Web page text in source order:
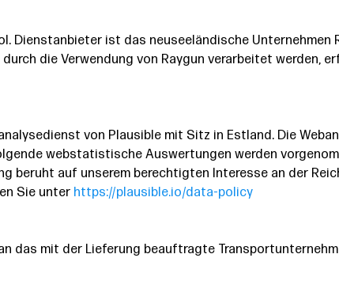
Dienstanbieter ist das neuseeländische Unternehmen
durch die Verwendung von Raygun verarbeitet werden,
von Plausible mit Sitz in Estland. Die
webstatistische Auswertungen werden
beruht auf unserem berechtigten Interesse an der
Sie unter https://plausible.io/data-policy
das mit der Lieferung beauftragte